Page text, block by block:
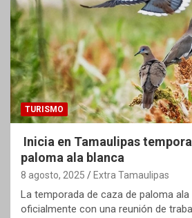
TURISMO
Inicia en Tamaulipas
paloma ala blanca
8 agosto, 2025 Extra Tamaulipas
La temporada de caza de paloma
oficialmente con una reunión de